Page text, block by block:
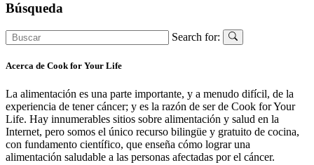
Búsqueda
Search for:
Acerca de Cook for Your Life
La alimentación es una parte importante, y a menudo difícil, de la
experiencia de tener cáncer; y es la razón de ser de Cook for Your
Life. Hay innumerables sitios sobre alimentación y salud en la
Internet, pero somos el único recurso bilingüe y gratuito de cocina,
con fundamento científico, que enseña cómo lograr una
alimentación saludable a las personas afectadas por el cáncer.